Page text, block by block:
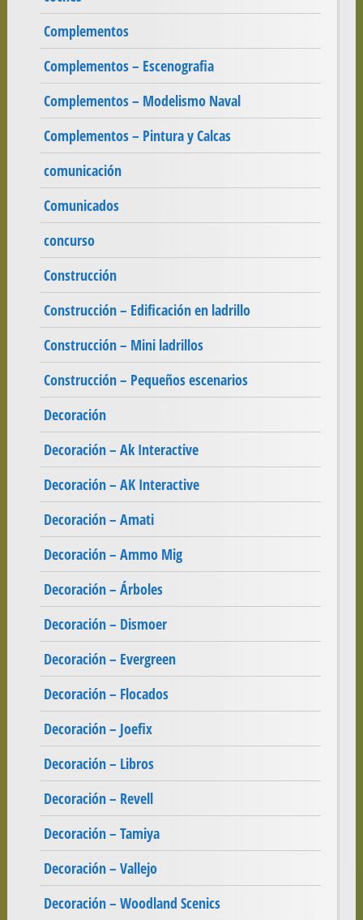
Complementos
Complementos – Escenografia
Complementos – Modelismo Naval
Complementos – Pintura y Calcas
comunicación
Comunicados
concurso
Construcción
Construcción – Edificación en ladrillo
Construcción – Mini ladrillos
Construcción – Pequeños escenarios
Decoración
Decoración – Ak Interactive
Decoración – AK Interactive
Decoración – Amati
Decoración – Ammo Mig
Decoración – Árboles
Decoración – Dismoer
Decoración – Evergreen
Decoración – Flocados
Decoración – Joefix
Decoración – Libros
Decoración – Revell
Decoración – Tamiya
Decoración – Vallejo
Decoración – Woodland Scenics